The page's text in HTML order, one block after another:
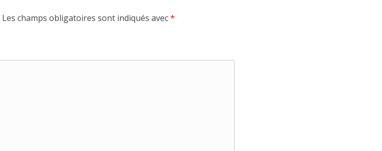
Les champs obligatoires sont indiqués avec*